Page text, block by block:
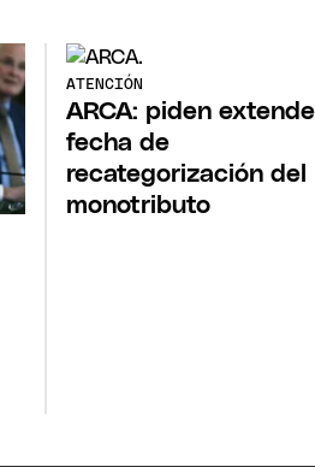
ATENCIÓN
ARCA: piden
fecha de
recategorización del
monotributo